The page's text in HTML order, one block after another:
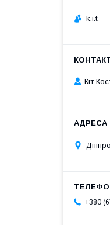
k.i.t.
Кіт
+380